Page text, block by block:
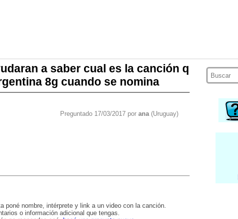
a saber cual es la canción q
8g cuando se nomina
Preguntado 17/03/2017 por ana(Uruguay)
poné nombre, intérprete y link a un video con la canción.
o información adicional que tengas.